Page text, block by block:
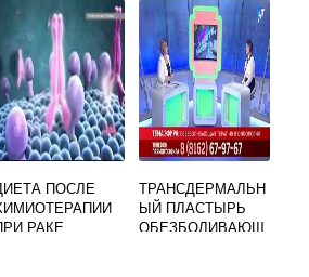
РЕГИСТРАТУРА
ПОСЛЕ
РАКЕ
ТРАНСДЕРМАЛЬН
ЫЙ ПЛАСТЫРЬ
ОБЕЗБОЛИВАЮЩ